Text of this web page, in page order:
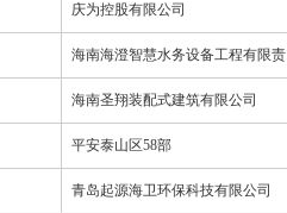
庆为控股有限公司
海南海澄智慧水务设备工程有限责
海南圣翔装配式建筑有限公司
平安泰山区58部
青岛起源海卫环保科技有限公司